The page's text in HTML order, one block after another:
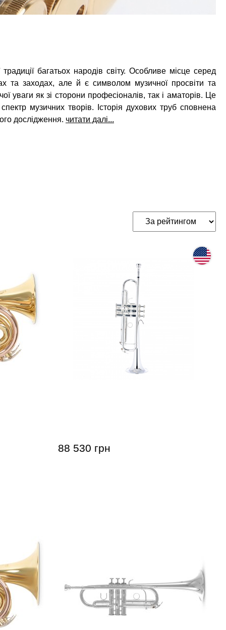
багатьох народів світу. Особливе місце серед
та заходах, але й є символом музичної просвіти та
уваги як зі сторони професіоналів, так і аматорів. Це
музичних творів. Історія духових труб сповнена
дослідження. читати далі...
88 530 грн